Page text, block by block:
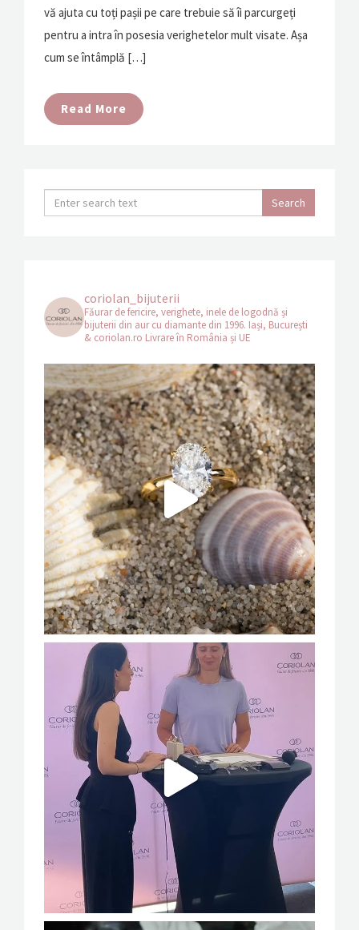
vă ajuta cu toți pașii pe care trebuie să îi parcurgeți
pentru a intra în posesia verighetelor mult visate. Așa
cum se întâmplă […]
Read More
coriolan_bijuterii
Făurar de fericire, verighete, inele de logodnă și
bijuterii din aur cu diamante din 1996. Iași, București
& coriolan.ro Livrare în România și UE